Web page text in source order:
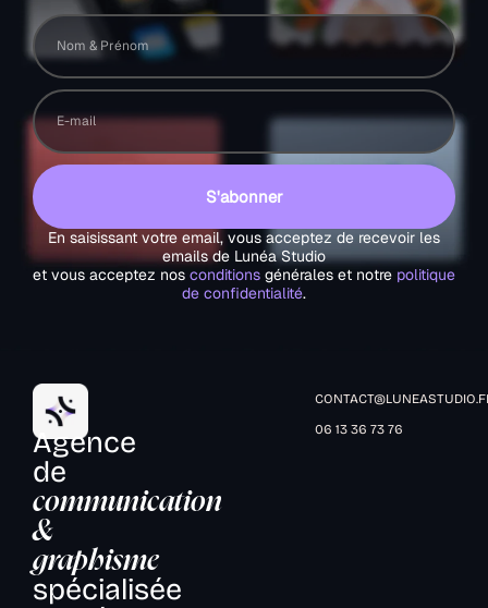
S'abonner
En saisissant votre email, vous acceptez de recevoir les
emails de Lunéa Studio
et vous acceptez nos conditions générales et notre politique
de confidentialité.
Agence
de
communication
&
graphisme
spécialisée
06 13 36 73 76